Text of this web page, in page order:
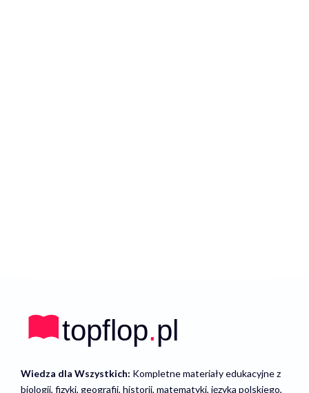
Wiedza dla Wszystkich: Kompletne materiały edukacyjne z
biologii, fizyki, geografii, historii, matematyki, języka polskiego,